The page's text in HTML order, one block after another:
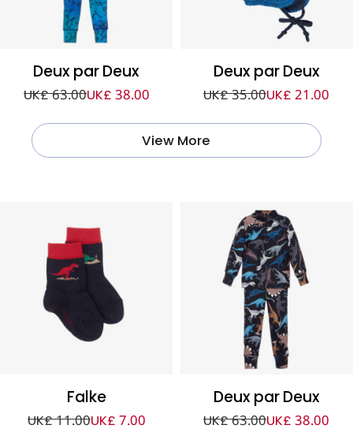
Deux par Deux
UK£ 63.00UK£ 38.00
Deux par Deux
UK£ 35.00UK£ 21.00
View More
Falke
UK£ 11.00UK£ 7.00
Deux par Deux
UK£ 63.00UK£ 38.00